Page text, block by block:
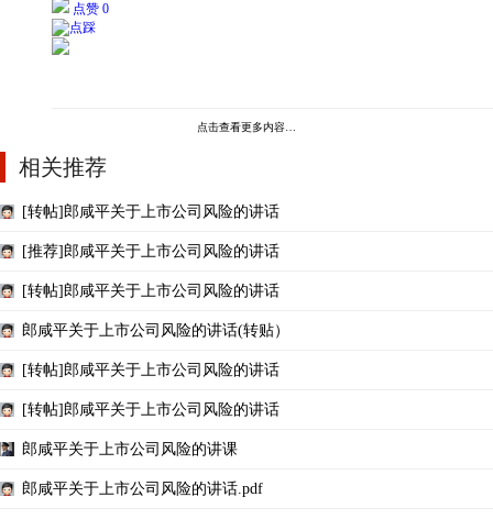
点赞 0
点击查看更多内容…
相关推荐
[转帖]郎咸平关于上市公司风险的讲话
[推荐]郎咸平关于上市公司风险的讲话
[转帖]郎咸平关于上市公司风险的讲话
郎咸平关于上市公司风险的讲话(转贴）
[转帖]郎咸平关于上市公司风险的讲话
[转帖]郎咸平关于上市公司风险的讲话
郎咸平关于上市公司风险的讲课
郎咸平关于上市公司风险的讲话.pdf